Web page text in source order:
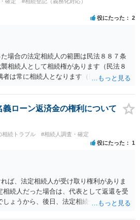
理由を説明する必要はありません。
役にたった 2
場合の法定相続人の範囲は民法８８７条
相続人として相続権があります（民法８
者は常に相続人となります（民法８９０
、孫５人に加えて「おじ又はおば」にも
ます。
義ローン返済金の権利について
相続トラブル #相続人調査・確定
役にたった 1
ば、法定相続人が受け取り権利がありま
続人だった場合は、代表として返還を受
しょうから、後日、法定相続分に基づいて